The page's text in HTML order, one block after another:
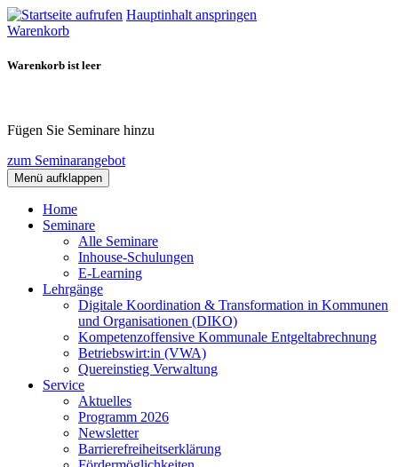
Hauptinhalt anspringen
Warenkorb
Warenkorb ist leer
Fügen Sie Seminare hinzu
zum Seminarangebot
Menü aufklappen
Home
Seminare
Alle Seminare
Inhouse-Schulungen
E-Learning
Lehrgänge
Digitale Koordination & Transformation in Kommunen
und Organisationen (DIKO)
Kompetenzoffensive Kommunale Entgeltabrechnung
Betriebswirt:in (VWA)
Quereinstieg Verwaltung
Service
Aktuelles
Programm 2026
Newsletter
Barrierefreiheitserklärung